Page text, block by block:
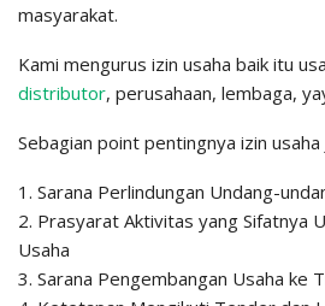
masyarakat.
Kami mengurus izin usaha baik itu
distributor, perusahaan, lembaga,
Sebagian point pentingnya izin
1. Sarana Perlindungan Undang-
2. Prasyarat Aktivitas yang Sifatnya
Usaha
3. Sarana Pengembangan Usaha ke